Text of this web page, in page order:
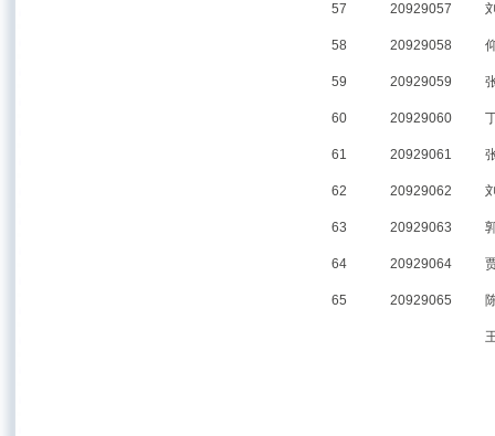
57 20929057
58 20929058
59 20929059
60 20929060
61 20929061
62 20929062
63 20929063
64 20929064
65 20929065